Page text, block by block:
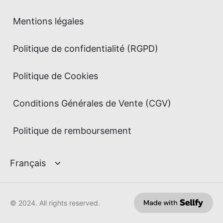
Mentions légales
Politique de confidentialité (RGPD)
Politique de Cookies
Conditions Générales de Vente (CGV)
Politique de remboursement
© 2024. All rights reserved.